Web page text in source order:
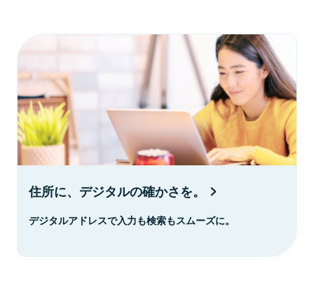
住所に、デジタルの確かさを。
デジタルアドレスで入力も検索もスムーズに。